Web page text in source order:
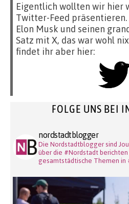
Eigentlich wollten wir hier
Twitter-Feed präsentieren.
Elon Musk und seinen
Satz mit X, das war wohl
findet ihr aber hier:
FOLGE UNS BEI
nordstadtblogger
Die Nordstadtblogger sind
über die #Nordstadt berichten
gesamtstädtische Themen in